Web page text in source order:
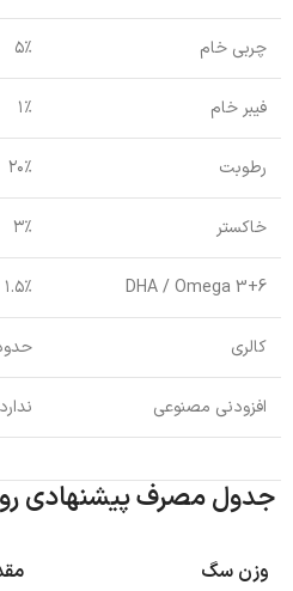
چربی خام ۵٪
فیبر خام ۱٪
رطوبت ۲۰٪
خاکستر ۳٪
DHA / Omega 3+6 ۱.۵٪
کالری حدود ۳۲۰–۳۵۰
افزودنی مصنوعی ندارد
جدول مصرف پیشنهادی
وزن سگ